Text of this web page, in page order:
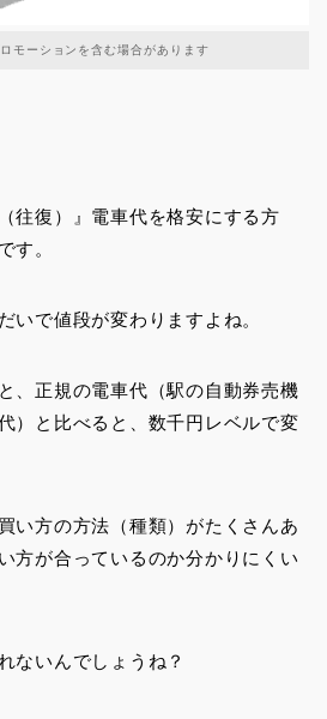
モーションを含む場合があります
往復）』電車代を格安にする方
す。
いで値段が変わりますよね。
、正規の電車代（駅の自動券売機
）と比べると、数千円レベルで変
い方の方法（種類）がたくさんあ
方が合っているのか分かりにくい
ないんでしょうね？